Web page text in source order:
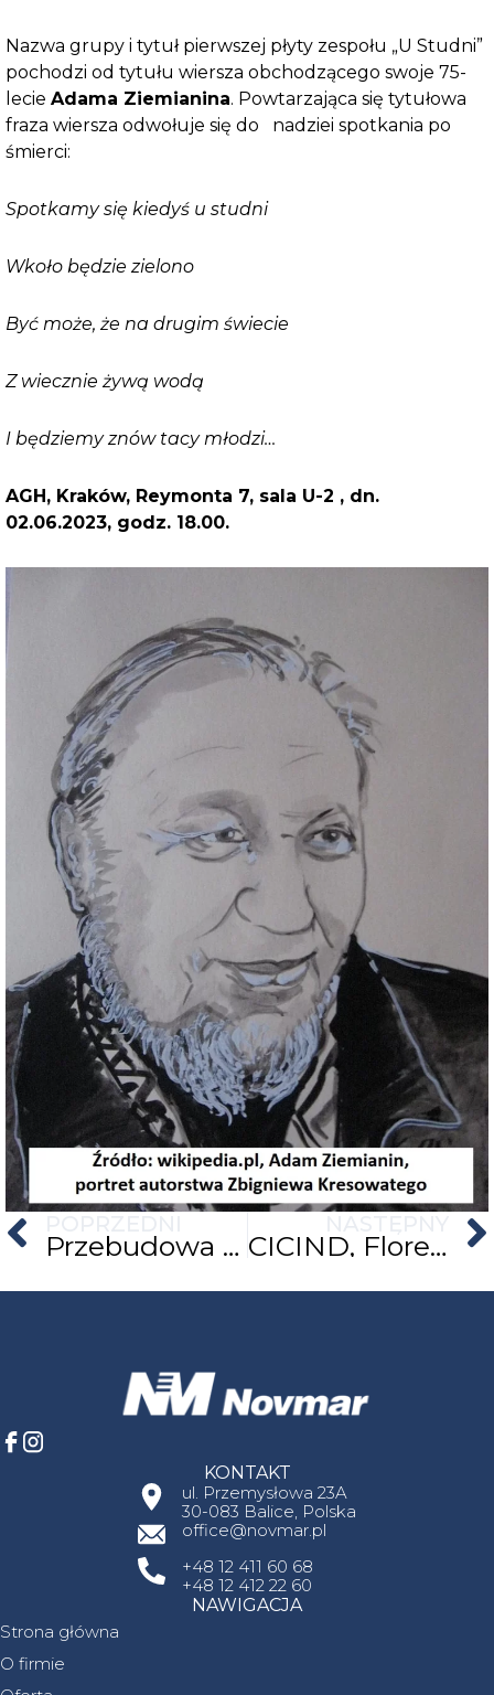
Nazwa grupy i tytuł pierwszej płyty zespołu „U Studni”
pochodzi od tytułu wiersza obchodzącego swoje 75-
lecie Adama Ziemianina. Powtarzająca się tytułowa
fraza wiersza odwołuje się do nadziei spotkania po
śmierci:
Spotkamy się kiedyś u studni
Wkoło będzie zielono
Być może, że na drugim świecie
Z wiecznie żywą wodą
I będziemy znów tacy młodzi…
AGH, Kraków, Reymonta 7, sala U-2 , dn.
02.06.2023, godz. 18.00.
Poprzednia
Przebudowa hali produkcyjnej CICIND, Florencja, 17-20.05.2023
KONTAKT
ul. Przemysłowa 23A
30-083 Balice, Polska
office@novmar.pl
+48 12 411 60 68
+48 12 412 22 60
NAWIGACJA
Strona główna
O firmie